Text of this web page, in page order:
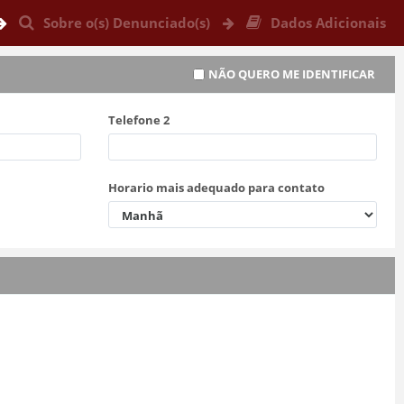
Sobre o(s) Denunciado(s) Dados Adicionais
NÃO QUERO ME IDENTIFICAR
Telefone 2
Horario mais adequado para contato